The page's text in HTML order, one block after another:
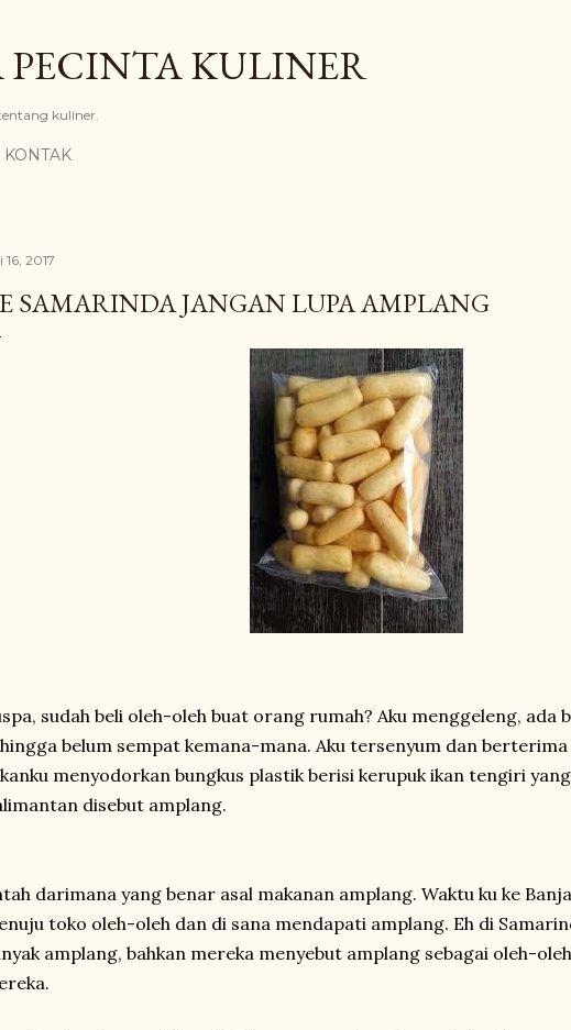
PECINTA KULINER
kuliner.
KONTAK
16, 2017
SAMARINDA JANGAN LUPA AMPLANG
sudah beli oleh-oleh buat orang rumah? Aku menggeleng, ada
belum sempat kemana-mana. Aku tersenyum dan berterima
menyodorkan bungkus plastik berisi kerupuk ikan tengiri
disebut amplang.
darimana yang benar asal makanan amplang. Waktu ku ke
toko oleh-oleh dan di sana mendapati amplang. Eh di
amplang, bahkan mereka menyebut amplang sebagai oleh-